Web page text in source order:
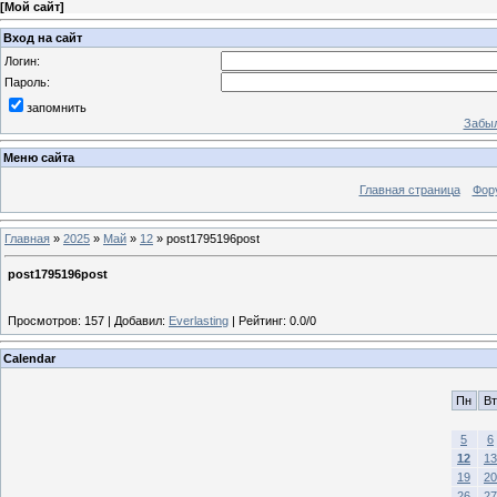
[Мой сайт]
Вход на сайт
Логин:
Пароль:
запомнить
Меню сайта
Главная страница
Главная » 2025 » Май » 12 » post1795196post
post1795196post
Просмотров: 157 | Добавил: Everlasting | Рейтинг: 0.0/0
Calendar
Пн Вт
5
6
12
13
19
20